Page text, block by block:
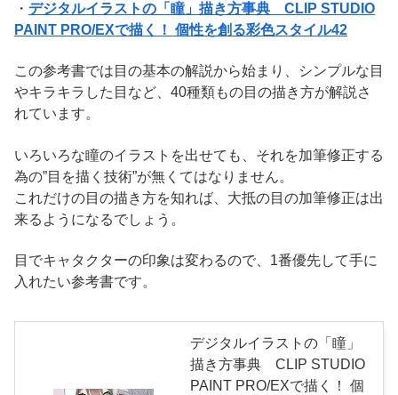
・ デジタルイラストの「瞳」描き方事典 CLIP STUDIO
PAINT PRO/EXで描く！ 個性を創る彩色スタイル42
この参考書では目の基本の解説から始まり、シンプルな目
やキラキラした目など、40種類もの目の描き方が解説さ
れています。
いろいろな瞳のイラストを出せても、それを加筆修正する
為の”目を描く技術”が無くてはなりません。
これだけの目の描き方を知れば、大抵の目の加筆修正は出
来るようになるでしょう。
目でキャタクターの印象は変わるので、1番優先して手に
入れたい参考書です。
デジタルイラストの「瞳」
描き方事典 CLIP STUDIO
PAINT PRO/EXで描く！ 個